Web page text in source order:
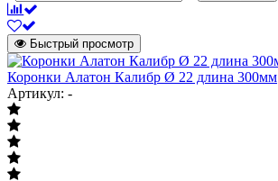
Быстрый просмотр
Коронки Алатон Калибр Ø 22 длина 300мм
Артикул: -